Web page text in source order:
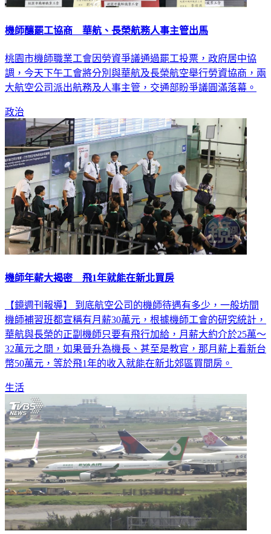
機師釀罷工協商 華航、長榮航務人事主管出馬
桃園市機師職業工會因勞資爭議通過罷工投票，政府居中協
調，今天下午工會將分別與華航及長榮航空舉行勞資協商，兩
大航空公司派出航務及人事主管，交通部盼爭議圓滿落幕。
政治
機師年薪大揭密 飛1年就能在新北買房
【鏡週刊報導】 到底航空公司的機師待遇有多少，一般坊間
機師補習班都宣稱有月薪30萬元，根據機師工會的研究統計，
華航與長榮的正副機師只要有飛行加給，月薪大約介於25萬～
32萬元之間，如果晉升為機長、甚至是教官，那月薪上看新台
幣50萬元，等於飛1年的收入就能在新北郊區買間房。
生活